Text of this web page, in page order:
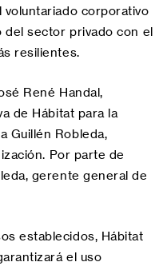
voluntariado corporativo
sector privado con el
resilientes.
René Handal,
de Hábitat para la
Guillén Robleda,
Por parte de
gerente general de
establecidos, Hábitat
el uso